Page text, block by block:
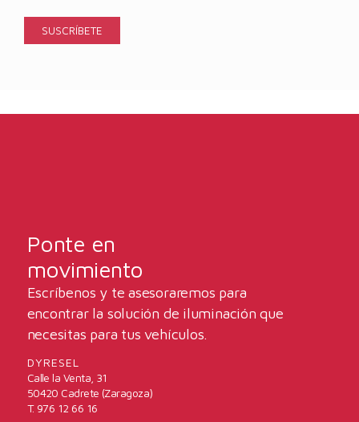
Ponte en
movimiento
Escríbenos y te asesoraremos para
encontrar la solución de iluminación que
necesitas para tus vehículos.
DYRESEL
Calle la Venta, 31
50420 Cadrete (Zaragoza)
T. 976 12 66 16